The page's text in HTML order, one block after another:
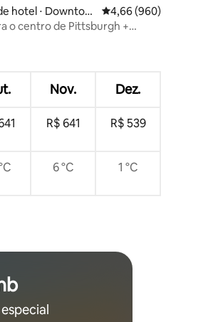
média de 5, 3 avaliações
hotel ⋅ Downtow
4,66 de uma avaliação
4,66 (960)
o centro de Pittsburgh +
Nov. Dez.
R$ 641 R$ 539
6 °C 1 °C